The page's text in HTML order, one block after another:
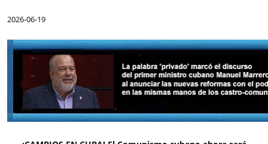
2026-06-19